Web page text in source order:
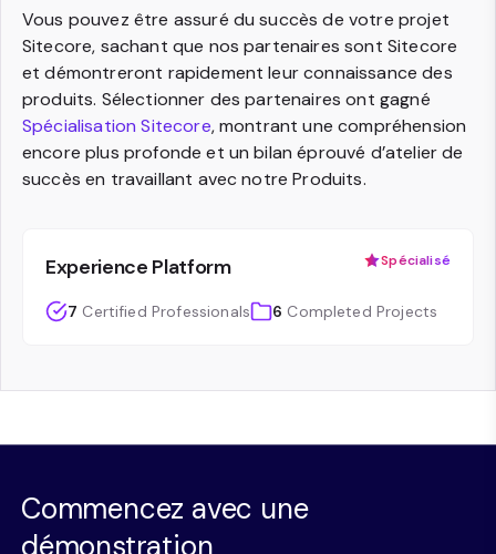
Vous pouvez être assuré du succès de votre projet
Sitecore, sachant que nos partenaires sont Sitecore
et démontreront rapidement leur connaissance des
produits. Sélectionner des partenaires ont gagné
Spécialisation Sitecore, montrant une compréhension
encore plus profonde et un bilan éprouvé d’atelier de
succès en travaillant avec notre Produits.
Experience Platform Spécialisé
7 Certified Professionals 6 Completed Projects
Commencez avec une
démonstration